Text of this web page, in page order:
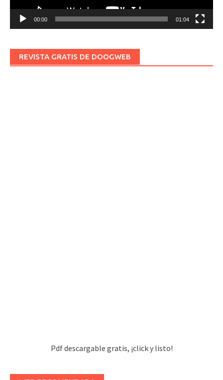
00:00 01:04
REVISTA GRATIS DE DOOGWEB
Pdf descargable gratis, ¡click y listo!